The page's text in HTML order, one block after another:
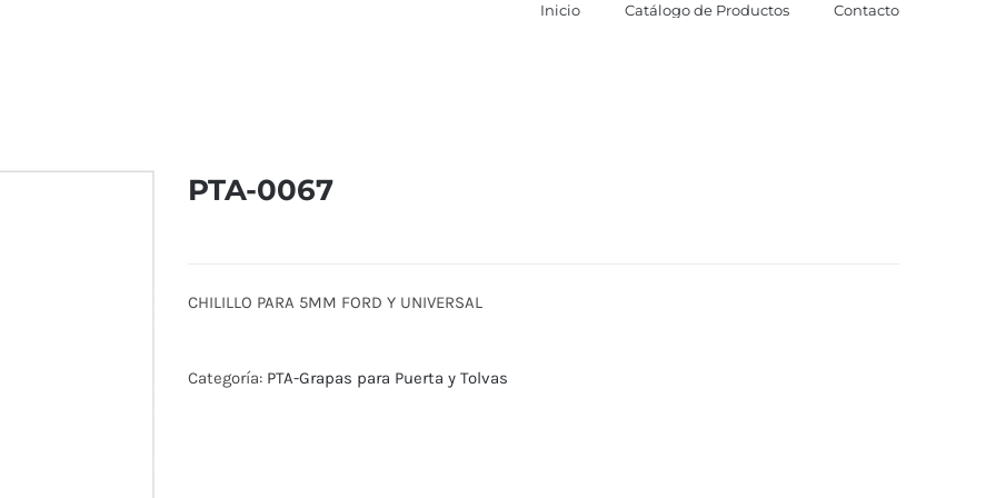
Inicio Catálogo de Productos Contacto
PTA-0067
CHILILLO PARA 5MM FORD Y UNIVERSAL
Categoría: PTA-Grapas para Puerta y Tolvas